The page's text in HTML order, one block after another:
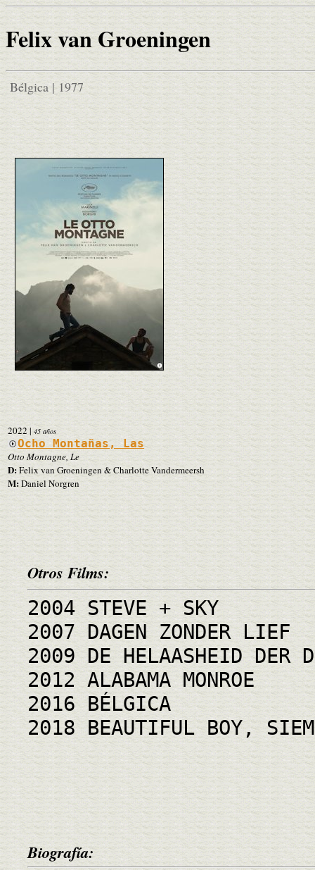
Felix van Groeningen
Bélgica | 1977
2022 | 45 años
Ocho Montañas, Las
Otto Montagne, Le
D:Felix van Groeningen & Charlotte Vandermeersh
M:Daniel Norgren
Otros Films:
2004 STEVE + SKY
2007 DAGEN ZONDER LIEF
2009 DE HELAASHEID DER
2012 ALABAMA MONROE
2016 BÉLGICA
2018 BEAUTIFUL BOY,
Biografía: